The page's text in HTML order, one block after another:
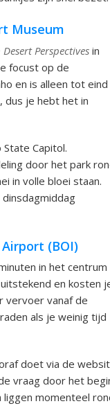
Museum
Perspectivesin
focust op de
en is alleen tot eind
dus je hebt het in
Capitol.
door het park
in volle bloei staan.
(BOI)
in het centrum
en kosten
vervoer vanaf de
als je weinig tijd
doet via de
vraag door het
momenteel